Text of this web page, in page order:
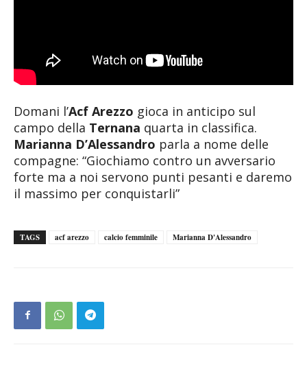
Domani l’Acf Arezzo gioca in anticipo sul
campo della Ternana quarta in classifica.
Marianna D’Alessandro parla a nome delle
compagne: “Giochiamo contro un avversario
forte ma a noi servono punti pesanti e daremo
il massimo per conquistarli”
TAGS acf arezzo calcio femminile Marianna D'Alessandro